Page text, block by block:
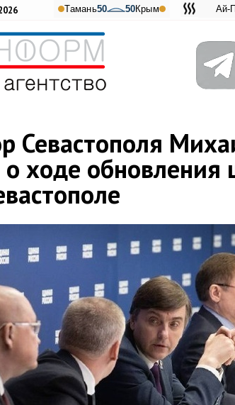
Ай-Петри:
Тамань50 50Крым
Севастополя
о ходе